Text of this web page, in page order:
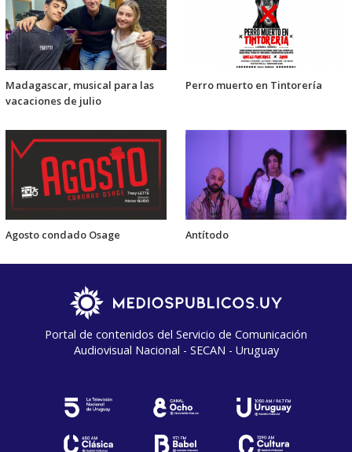
Madagascar, musical para las
vacaciones de julio
Perro muerto en Tintorería
Agosto condado Osage Antítodo
Portal de contenidos del Servicio de Comunicación
Audiovisual Nacional - SECAN - Uruguay